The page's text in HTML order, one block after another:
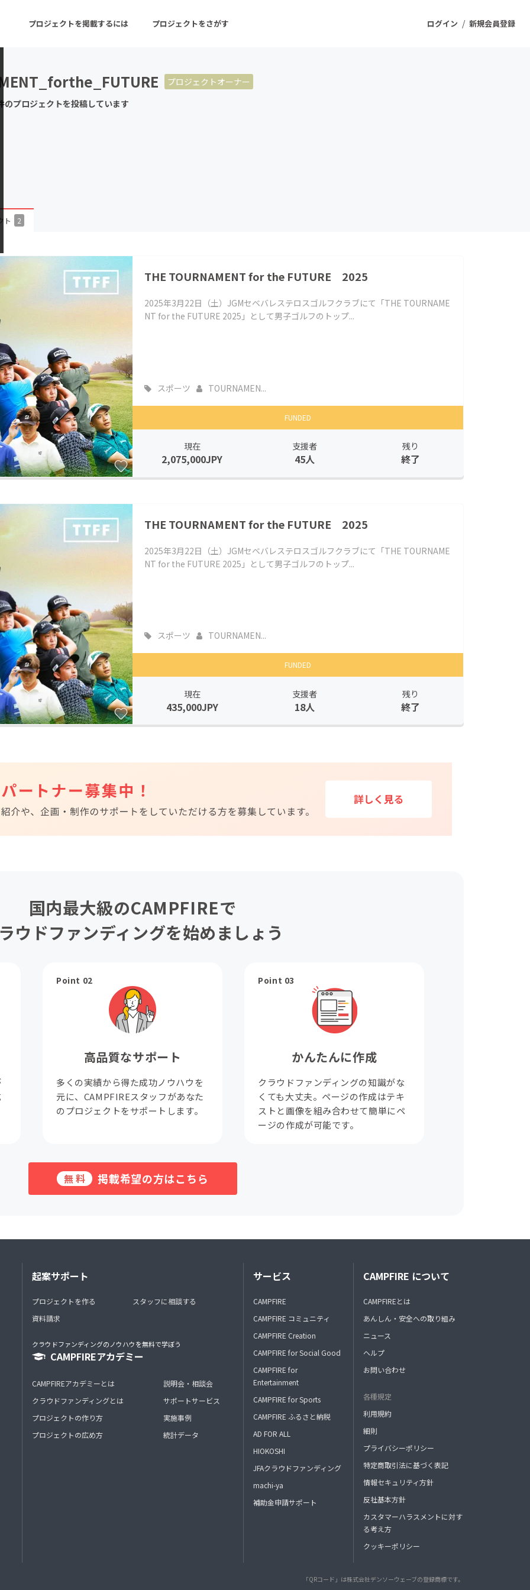
ログイン / 新規会員登録
プロジェクトを掲載するには プロジェクトをさがす
ーン 注目の新着プロジェクト
チャレンジ
CAMPFIRE for Social Good
CAMPFIRE Creation
CAMPFIREふるさと納税
machi-ya コミュニティ
プロジェクトオーナー
のプロジェクトを投稿しています
ト 2
THE TOURNAMENT for the FUTURE 2025
2025年3月22日（土）JGMセベバレステロスゴルフクラブにて「THE TOURNAME
NT for the FUTURE 2025」として男子ゴルフのトップ...
スポーツ TOURNAMEN...
FUNDED
現在
2,075,000JPY
支援者
45人
残り
終了
THE TOURNAMENT for the FUTURE 2025
2025年3月22日（土）JGMセベバレステロスゴルフクラブにて「THE TOURNAME
NT for the FUTURE 2025」として男子ゴルフのトップ...
スポーツ TOURNAMEN...
FUNDED
現在
435,000JPY
支援者
18人
残り
終了
国内最大級のCAMPFIREで
ウドファンディングを始めましょう
Point 02
高品質なサポート
多くの実績から得た成功ノウハウを
元に、CAMPFIREスタッフがあなた
のプロジェクトをサポートします。
Point 03
かんたんに作成
クラウドファンディングの知識がな
くても大丈夫。ページの作成はテキ
ストと画像を組み合わせて簡単にペ
ージの作成が可能です。
無料 掲載希望の方はこちら
起案サポート
プロジェクトを作る
資料請求
スタッフに相談する
クラウドファンディングのノウハウを無料で学ぼう
CAMPFIREアカデミー
CAMPFIREアカデミーとは
クラウドファンディングとは
プロジェクトの作り方
プロジェクトの広め方
説明会・相談会
サポートサービス
実施事例
統計データ
サービス
CAMPFIRE
CAMPFIRE コミュニティ
CAMPFIRE Creation
CAMPFIRE for Social Good
CAMPFIRE for
Entertainment
CAMPFIRE for Sports
CAMPFIRE ふるさと納税
AD FOR ALL
HIOKOSHI
JFAクラウドファンディング
machi-ya
補助金申請サポート
CAMPFIRE について
CAMPFIREとは
あんしん・安全への取り組み
ニュース
ヘルプ
お問い合わせ
各種規定
利用規約
細則
プライバシーポリシー
特定商取引法に基づく表記
情報セキュリティ方針
反社基本方針
カスタマーハラスメントに対す
る考え方
クッキーポリシー
「QRコード」は株式会社デンソーウェーブの登録商標です。